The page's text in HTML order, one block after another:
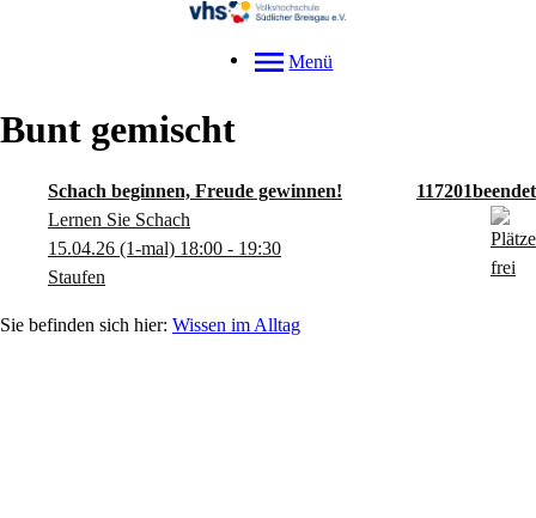
Menü
Bunt gemischt
Schach beginnen, Freude gewinnen!
117201
Lernen Sie Schach
15.04.26 (1-mal) 18:00 - 19:30
Staufen
Wissen im Alltag